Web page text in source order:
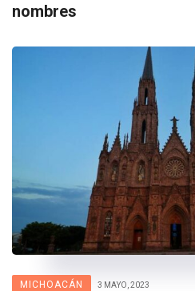
nombres
MICHOACÁN 3 MAYO, 2023